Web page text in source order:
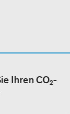
Ihren CO₂-